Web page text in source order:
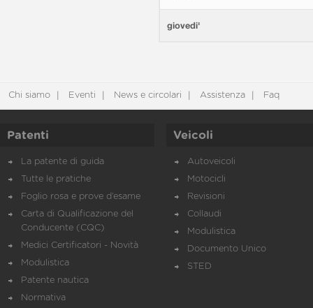
giovedi'
Chi siamo Eventi News e circolari Assistenza Faq
Patenti
La patente di guida
Tutte le pratiche
Foglio rosa e prove d’esame
Carta di Qualificazione del
Conducente (CQC)
Medici Certificatori - Novità
Modulistica
Patente nautica
Normativa
Veicoli
Autoveicoli
Motocicli
Revisioni
Collaudi
Modulistica
Documento Unico
STED